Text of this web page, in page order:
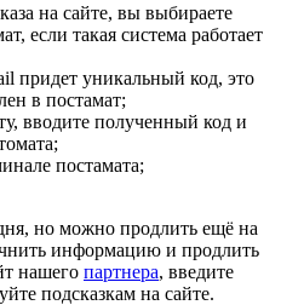
на сайте, вы выбираете
если такая система работает
придет уникальный код, это
в постамат;
вводите полученный код и
постамата;
но можно продлить ещё на
информацию и продлить
нашего партнера, введите
подсказкам на сайте.